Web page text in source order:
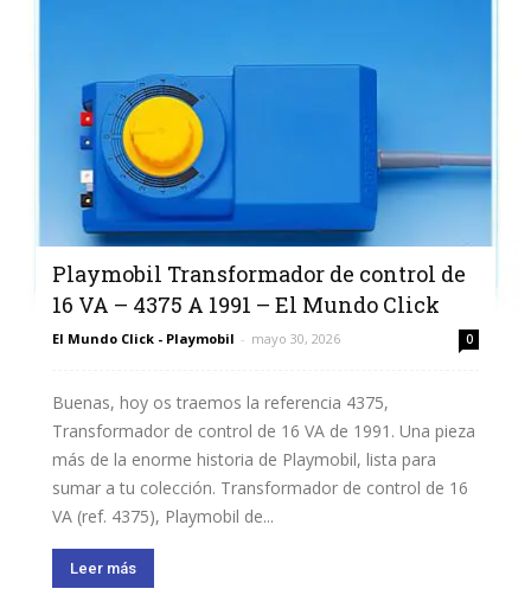
Playmobil Transformador de control de
16 VA – 4375 A 1991 – El Mundo Click
El Mundo Click - Playmobil - mayo 30, 2026 0
Buenas, hoy os traemos la referencia 4375,
Transformador de control de 16 VA de 1991. Una pieza
más de la enorme historia de Playmobil, lista para
sumar a tu colección. Transformador de control de 16
VA (ref. 4375), Playmobil de...
Leer más